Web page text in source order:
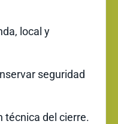
local y
seguridad
técnica del cierre.